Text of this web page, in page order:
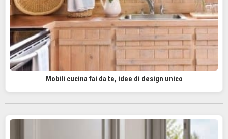
Mobili cucina fai da te, idee di design unico